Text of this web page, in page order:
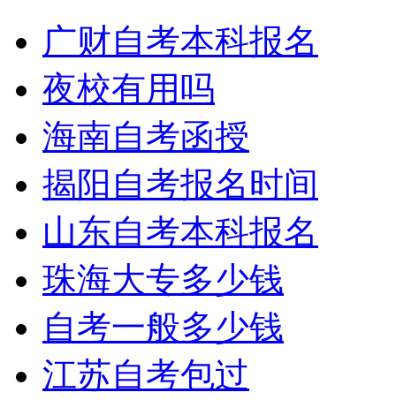
广财自考本科报名
夜校有用吗
海南自考函授
揭阳自考报名时间
山东自考本科报名
珠海大专多少钱
自考一般多少钱
江苏自考包过